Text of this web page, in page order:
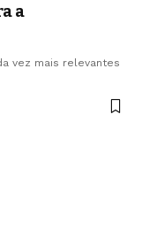
a
vez mais relevantes